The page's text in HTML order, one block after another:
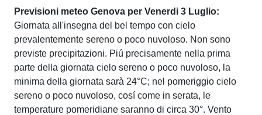
Previsioni meteo Genova per Venerdi 3 Luglio:
Giornata all'insegna del bel tempo con cielo
prevalentemente sereno o poco nuvoloso. Non sono
previste precipitazioni. Piú precisamente nella prima
parte della giornata cielo sereno o poco nuvoloso, la
minima della giornata sarà 24°C; nel pomeriggio cielo
sereno o poco nuvoloso, cosí come in serata, le
temperature pomeridiane saranno di circa 30°. Vento